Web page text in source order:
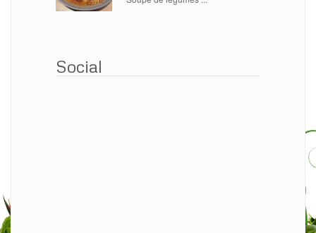
Social